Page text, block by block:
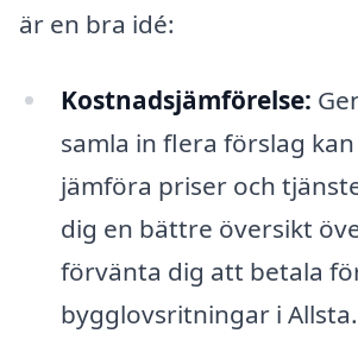
är en bra idé:
Kostnadsjämförelse:
samla in flera förslag
jämföra priser och
dig en bättre översikt
förvänta dig att betala
bygglovsritningar i Allsta.